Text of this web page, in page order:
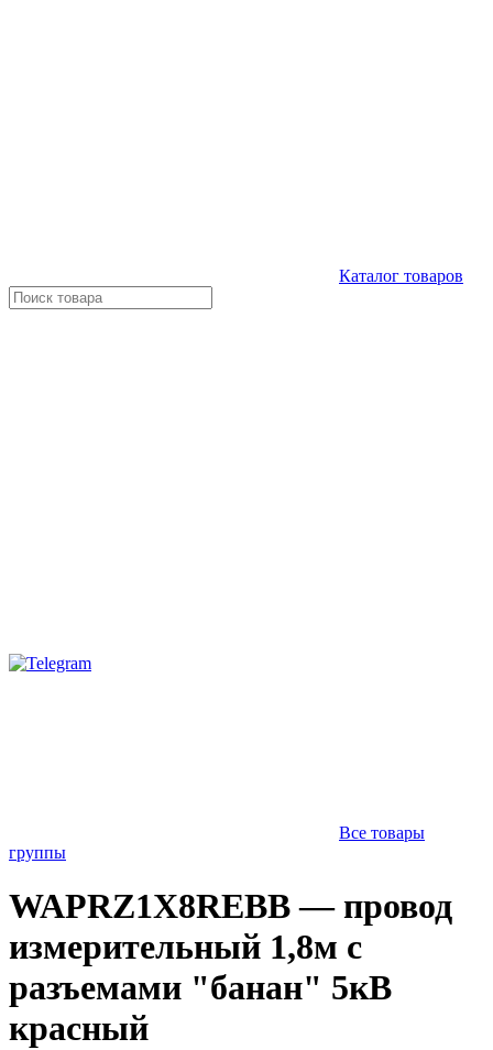
Каталог товаров
Все товары
группы
WAPRZ1X8REBB — провод
измерительный 1,8м с
разъемами "банан" 5кВ
красный